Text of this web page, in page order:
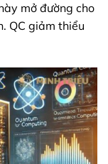
mở đường cho
QC giảm thiểu